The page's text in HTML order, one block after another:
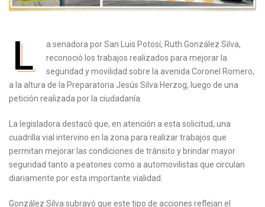
L
a senadora por San Luis Potosí, Ruth González Silva,
reconoció los trabajos realizados para mejorar la
seguridad y movilidad sobre la avenida Coronel Romero,
a la altura de la Preparatoria Jesús Silva Herzog, luego de una
petición realizada por la ciudadanía.
La legisladora destacó que, en atención a esta solicitud, una
cuadrilla vial intervino en la zona para realizar trabajos que
permitan mejorar las condiciones de tránsito y brindar mayor
seguridad tanto a peatones como a automovilistas que circulan
diariamente por esta importante vialidad.
González Silva subrayó que este tipo de acciones reflejan el